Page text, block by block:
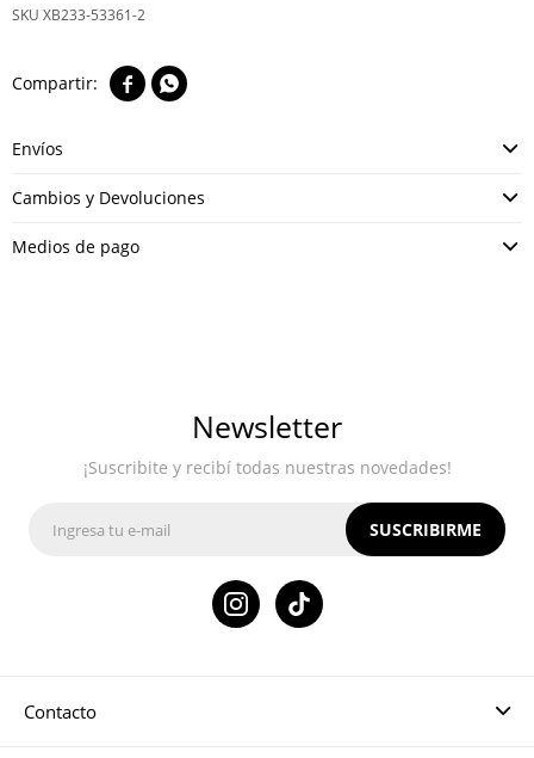
XB233-53361-2
 
Envíos
Cambios y Devoluciones
Medios de pago
Contacto
Newsletter
¡Suscribite y recibí todas nuestras novedades!
SUSCRIBIRME
